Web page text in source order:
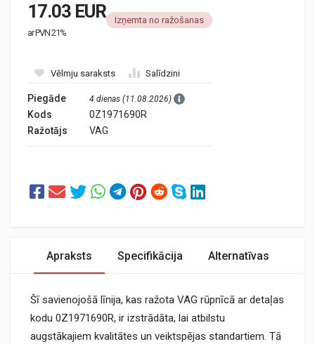
17.03 EUR
ar PVN 21%
Izņemta no ražošanas
Vēlmju saraksts Salīdzini
Piegāde 4 dienas (11.08.2026)
Kods
0Z1971690R
Ražotājs
VAG
Apraksts Specifikācija Alternatīvas
Šī savienojošā līnija, kas ražota VAG rūpnīcā ar detaļas
kodu 0Z1971690R, ir izstrādāta, lai atbilstu
augstākajiem kvalitātes un veiktspējas standartiem. Tā